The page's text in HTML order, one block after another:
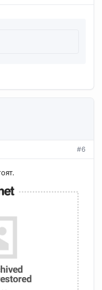
#6